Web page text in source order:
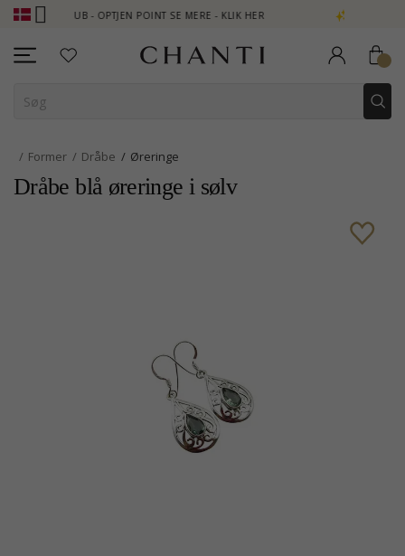
CLUB - OPTJEN POINT SE MERE - KLIK HER NEW COLLECTION |
Former Dråbe Øreringe
Dråbe blå øreringe i sølv